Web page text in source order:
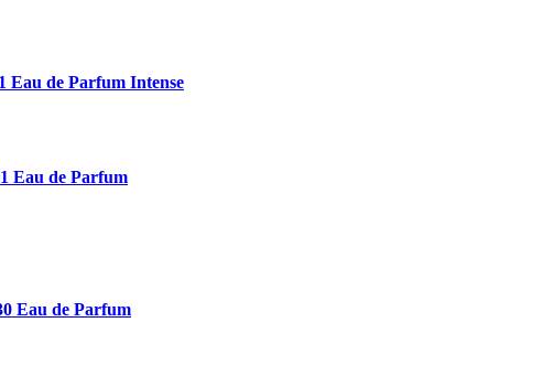
Eau de Parfum Intense
Eau de Parfum
Eau de Parfum